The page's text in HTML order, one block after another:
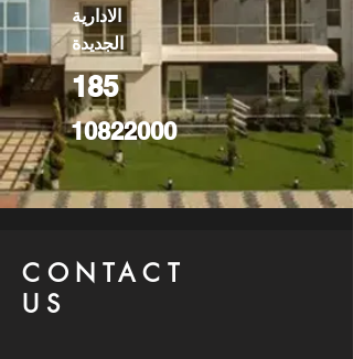
الادارية
الجديدة
185
10822000
CONTACT
US